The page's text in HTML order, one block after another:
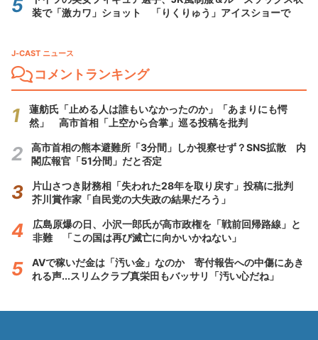
装で「激カワ」ショット 「りくりゅう」アイスショーで
J-CAST ニュース
コメントランキング
蓮舫氏「止める人は誰もいなかったのか」「あまりにも愕
然」 高市首相「上空から合掌」巡る投稿を批判
高市首相の熊本避難所「3分間」しか視察せず？SNS拡散 内
閣広報官「51分間」だと否定
片山さつき財務相「失われた28年を取り戻す」投稿に批判
芥川賞作家「自民党の大失政の結果だろう」
広島原爆の日、小沢一郎氏が高市政権を「戦前回帰路線」と
非難 「この国は再び滅亡に向かいかねない」
AVで稼いだ金は「汚い金」なのか 寄付報告への中傷にあき
れる声...スリムクラブ真栄田もバッサリ「汚い心だね」